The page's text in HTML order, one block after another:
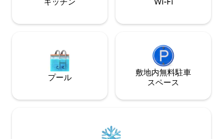
プール
敷地内無料駐⁠車
ス⁠ペ⁠ー⁠ス